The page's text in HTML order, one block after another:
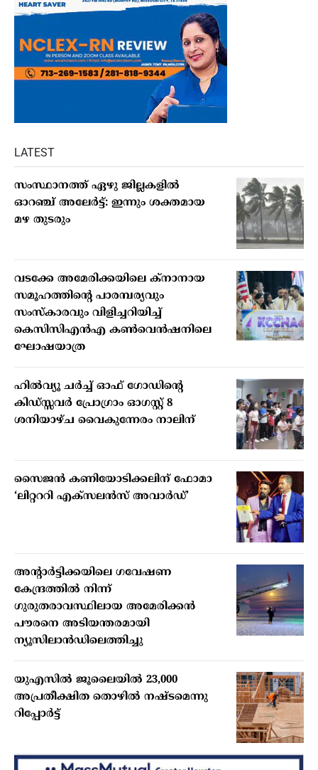
LATEST
സംസ്ഥാനത്ത് ഏഴു ജില്ലകളില്‍
ഓറഞ്ച് അലേര്‍ട്ട്: ഇന്നും ശക്തമായ
മഴ തുടരും
വടക്കേ അമേരിക്കയിലെ ക്‌നാനായ
സമൂഹത്തിന്റെ പാരമ്പര്യവും
സംസ്‌കാരവും വിളിച്ചറിയിച്ച്
കെസിസിഎന്‍എ കണ്‍വെന്‍ഷനിലെ
ഘോഷയാത്ര
ഹില്‍വ്യൂ ചര്‍ച്ച് ഓഫ് ഗോഡിന്റെ
കിഡ്സ്സവര്‍ പ്രോഗ്രാം ഓഗസ്റ്റ് 8
ശനിയാഴ്ച വൈകുന്നേരം നാലിന്
സൈജന്‍ കണിയോടിക്കലിന് ഫോമാ
‘ലിറ്റററി എക്‌സലന്‍സ് അവാര്‍ഡ്’
അന്റാര്‍ട്ടിക്കയിലെ ഗവേഷണ
കേന്ദ്രത്തില്‍ നിന്ന്
ഗുരുതരാവസ്ഥിലായ അമേരിക്കന്‍
പൗരനെ അടിയന്തരമായി
ന്യൂസിലാന്‍ഡിലെത്തിച്ചു
യുഎസില്‍ ജൂലൈയില്‍ 23,000
അപ്രതീക്ഷിത തൊഴില്‍ നഷ്ടമെന്നു
റിപ്പോര്‍ട്ട്